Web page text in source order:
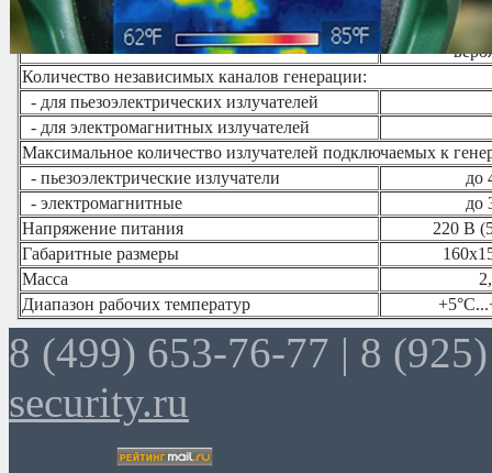
Вид генерируемой помехи
аналоговый
Количество независимых каналов генерации:
- для пьезоэлектрических излучателей
- для электромагнитных излучателей
Максимальное количество излучателей подключаемых к
- пьезоэлектрические излучатели
до
- электромагнитные
до
Напряжение питания
220 В
Габаритные размеры
Масса
Диапазон рабочих температур
8 (499) 653-76-77 | 8
security.ru